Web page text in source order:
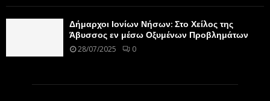
Δήμαρχοι Ιονίων Νήσων: Στο Χείλος της
Άβυσσος εν μέσω Οξυμένων Προβλημάτων
28/07/2025 0